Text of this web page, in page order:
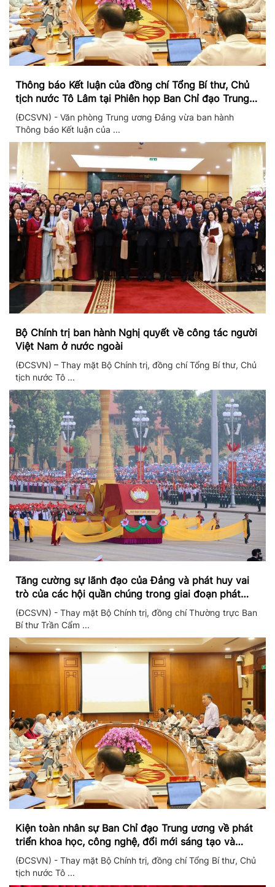
Thông báo Kết luận của đồng chí Tổng Bí thư, Chủ
tịch nước Tô Lâm tại Phiên họp Ban Chỉ đạo Trung
ương thực hiện Nghị quyết 57
(ĐCSVN) - Văn phòng Trung ương Đảng vừa ban hành
Thông báo Kết luận của ...
Bộ Chính trị ban hành Nghị quyết về công tác người
Việt Nam ở nước ngoài
(ĐCSVN) – Thay mặt Bộ Chính trị, đồng chí Tổng Bí thư, Chủ
tịch nước Tô ...
Tăng cường sự lãnh đạo của Đảng và phát huy vai
trò của các hội quần chúng trong giai đoạn phát
triển mới
(ĐCSVN) - Thay mặt Bộ Chính trị, đồng chí Thường trực Ban
Bí thư Trần Cẩm ...
Kiện toàn nhân sự Ban Chỉ đạo Trung ương về phát
triển khoa học, công nghệ, đổi mới sáng tạo và
chuyển đổi số
(ĐCSVN) - Thay mặt Bộ Chính trị, đồng chí Tổng Bí thư, Chủ
tịch nước Tô ...